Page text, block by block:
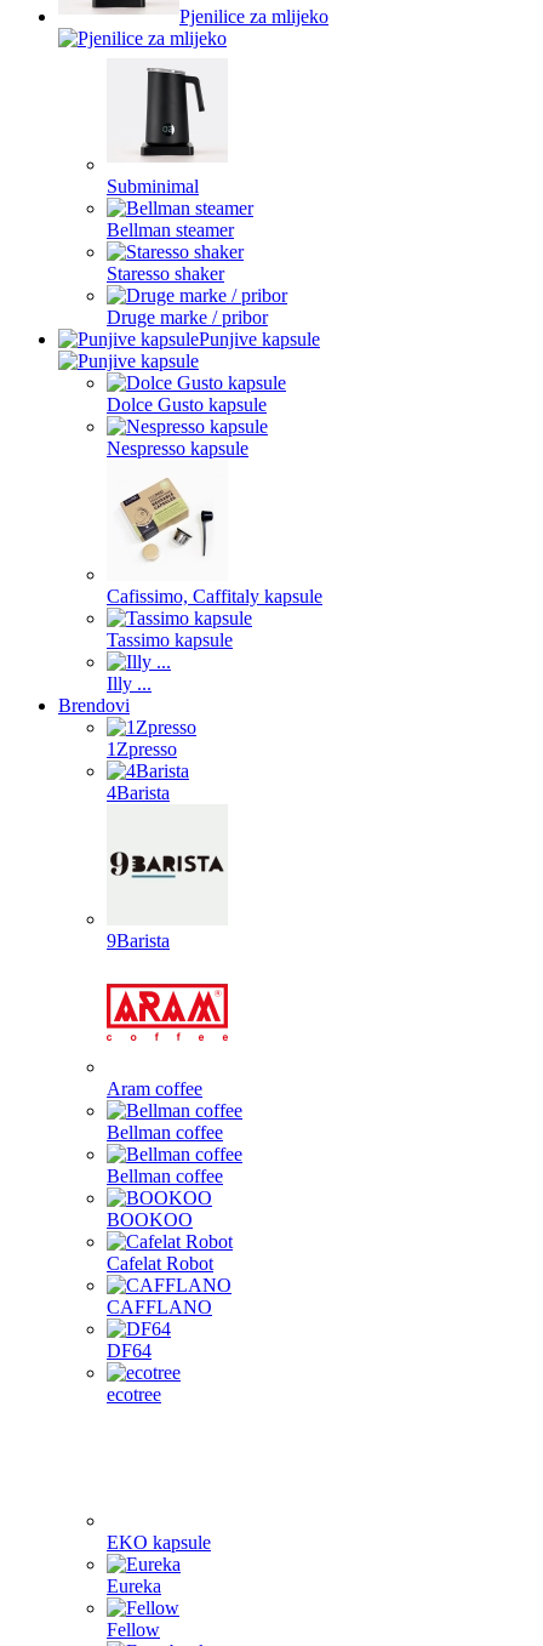
Pjenilice za mlijeko
Subminimal
Bellman steamer
Staresso shaker
Druge marke / pribor
Punjive kapsule
Dolce Gusto kapsule
Nespresso kapsule
Cafissimo, Caffitaly kapsule
Tassimo kapsule
Illy ...
Brendovi
1Zpresso
4Barista
9Barista
Aram coffee
Bellman coffee
Bellman coffee
BOOKOO
Cafelat Robot
CAFFLANO
DF64
ecotree
EKO kapsule
Eureka
Fellow